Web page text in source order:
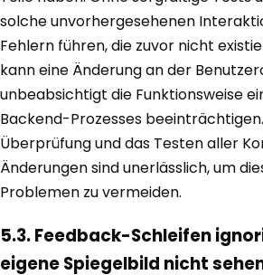
solche unvorhergesehenen
Fehlern führen, die zuvor nicht
kann eine Änderung an der
unbeabsichtigt die Funktionsweise
Backend-Prozesses
Überprüfung und das Testen aller
Änderungen sind unerlässlich, um
Problemen zu vermeiden.
5.3. Feedback-Schleifen
eigene Spiegelbild nicht